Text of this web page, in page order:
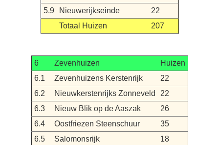
5.9
Nieuwerijkseinde
22
Totaal Huizen
207
6 Zevenhuizen
Huizen
6.1
Zevenhuizens Kerstenrijk
22
6.2
Nieuwkerstenrijks Zonneveld
22
6.3
Nieuw Blik op de Aaszak
26
6.4
Oostfriezen Steenschuur
35
6.5
Salomonsrijk
18